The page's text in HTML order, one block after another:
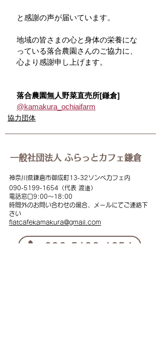
と感謝の声が届いています。
地域の皆さまの心と身体の栄養にな
っている落合農園さんのご協力に、
心より感謝申し上げます。
落合農園無人野菜直売所[鎌倉]
@kamakura_ochiaifarm
協力団体
一般社団法人 ふらっとカフェ鎌倉
神奈川県鎌倉市御成町13-32ソンベカフェ内
090-5199-1654（代表 渡邉）
電話窓口9:00～18:00
時間外のお問い合わせの場合、メールにてご連絡下
さい
flatcafekamakura@gmail.com
​090-5199-1654